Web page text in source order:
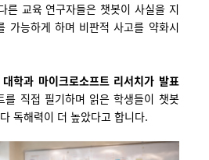
른 교육 연구자들은 챗봇이 사실을 지
가능하게 하며 비판적 사고를 약화시
대학과 마이크로소프트 리서치가 발표
를 직접 필기하며 읽은 학생들이 챗봇
독해력이 더 높았다고 합니다.